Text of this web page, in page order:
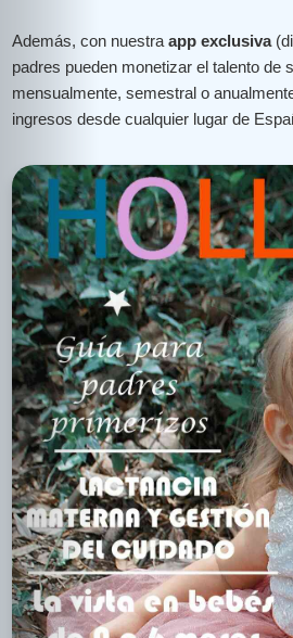
Además, con nuestra app exclusiva
padres pueden monetizar el talento
mensualmente, semestral o
ingresos desde cualquier lugar de